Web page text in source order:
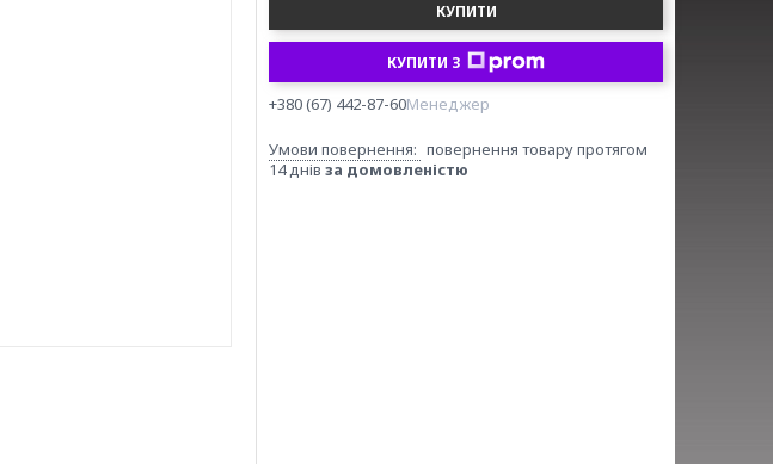
КУПИТИ
КУПИТИ З
+380 (67) 442-87-60Менеджер
повернення товару протягом
14 днів за домовленістю